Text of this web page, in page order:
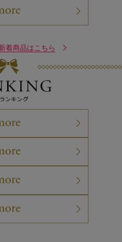
着商品はこちら